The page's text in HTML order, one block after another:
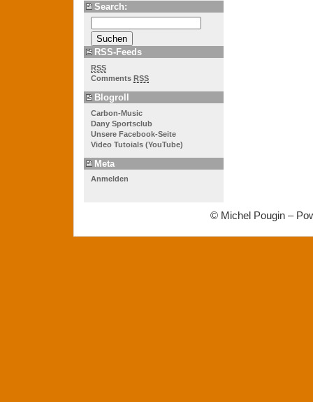
Search:
RSS-Feeds
RSS
Comments RSS
Blogroll
Carbon-Music
Dany Sportsclub
Unsere Facebook-Seite
Video Tutoials (YouTube)
Meta
Anmelden
© Michel Pougin –